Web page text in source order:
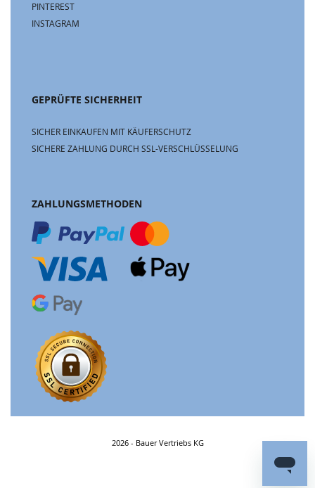
PINTEREST
INSTAGRAM
GEPRÜFTE SICHERHEIT
SICHER EINKAUFEN MIT KÄUFERSCHUTZ
SICHERE ZAHLUNG DURCH SSL-VERSCHLÜSSELUNG
ZAHLUNGSMETHODEN
2026 - Bauer Vertriebs KG